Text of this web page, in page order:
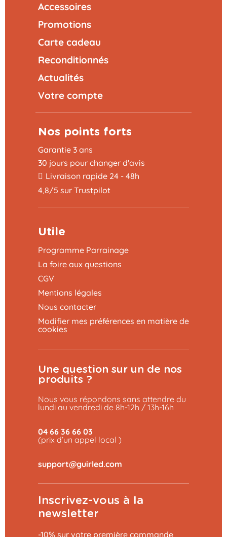
Accessoires
Promotions
Carte cadeau
Reconditionnés
Actualités
Votre compte
Nos points forts
Garantie 3 ans
30 jours pour changer d'avis
Livraison rapide 24 - 48h
4,8/5 sur Trustpilot
Utile
Programme Parrainage
La foire aux questions
CGV
Mentions légales
Nous contacter
Modifier mes préférences en matière de
cookies
Une question sur un de nos
produits ?
Nous vous répondons sans attendre du
lundi au vendredi de 8h-12h / 13h-16h
04 66 36 66 03
(prix d’un appel local )
Inscrivez-vous à la
newsletter
-10% sur votre première commande